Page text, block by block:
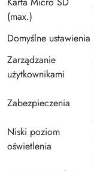
(max.)
Domyślne ustawienia
Zarządzanie
użytkownikami
Zabezpieczenia
Niski poziom
oświetlenia